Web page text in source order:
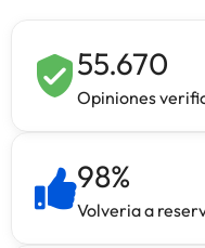
55.670
Opiniones
98%
Volveria a